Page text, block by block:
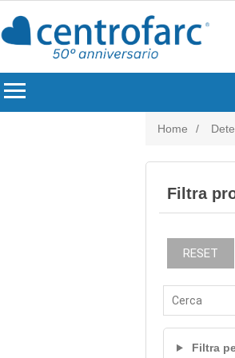
menu
Home /
Filtra
RESET
Filtra